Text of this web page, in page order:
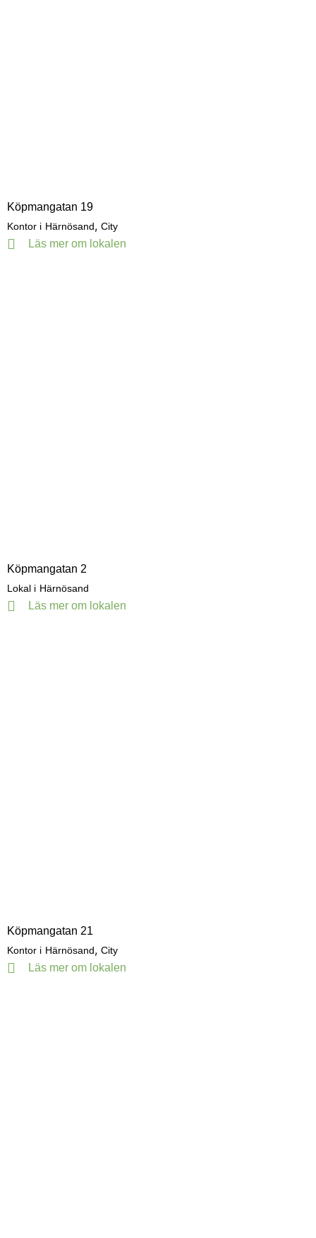
Köpmangatan 19
Kontor i Härnösand, City
Läs mer om lokalen
Köpmangatan 2
Lokal i Härnösand
Läs mer om lokalen
Köpmangatan 21
Kontor i Härnösand, City
Läs mer om lokalen